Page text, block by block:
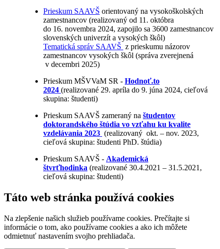
Prieskum SAAVŠ orientovaný na vysokoškolských
zamestnancov (realizovaný od 11. októbra
do 16. novembra 2024, zapojilo sa 3600 zamestnancov
slovenských univerzít a vysokých škôl)
Tematická správ SAAVŠ z prieskumu názorov
zamestnancov vysokých škôl (správa zverejnená
v decembri 2025)
Prieskum MŠVVaM SR - Hodnoť.to
2024 (realizované 29. apríla do 9. júna 2024, cieľová
skupina: študenti)
Prieskum SAAVŠ zameraný na študentov
doktorandského štúdia vo vzťahu ku kvalite
vzdelávania 2023 (realizovaný okt. – nov. 2023,
cieľová skupina: študenti PhD. štúdia)
Prieskum SAAVŠ - Akademická
štvrťhodinka (realizované 30.4.2021 – 31.5.2021,
cieľová skupina: študenti)
Táto web stránka používá cookies
Na zlepšenie našich služieb používame cookies. Prečítajte si
informácie o tom, ako používame cookies a ako ich môžete
odmietnuť nastavením svojho prehliadača.